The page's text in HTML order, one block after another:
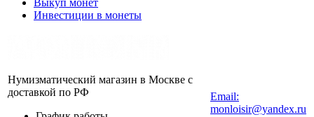
Инвестиции в монеты
Нумизматический магазин в Москве с
доставкой по РФ
Email:
monloisir@yandex.ru